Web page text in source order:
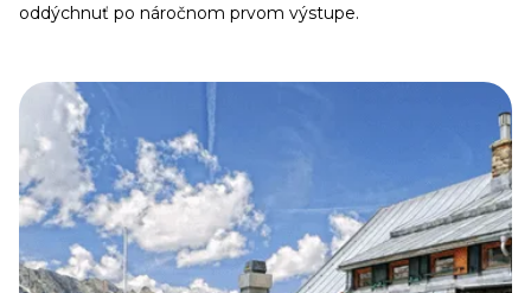
oddýchnuť po náročnom prvom výstupe.